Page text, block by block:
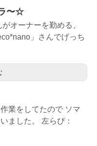
〜☆
オーナーを勤める、
」さんでげっち
業をしてたので ソマ
ました。 左らぴ：